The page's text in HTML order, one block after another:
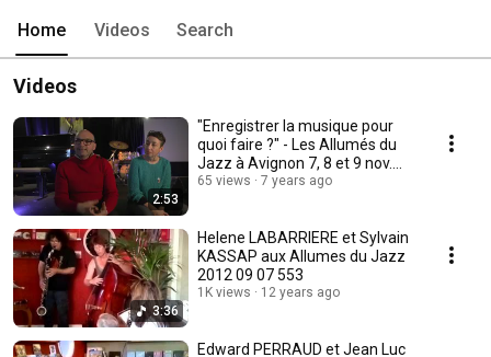
Home Videos Search
Videos
2:53
"Enregistrer la musique pour
quoi faire ?" - Les Allumés du
Jazz à Avignon 7, 8 et 9 nov.
2018
65 views 7 years ago
3:36
Helene LABARRIERE et Sylvain
KASSAP aux Allumes du Jazz
2012 09 07 553
1K views 12 years ago
Edward PERRAUD et Jean Luc